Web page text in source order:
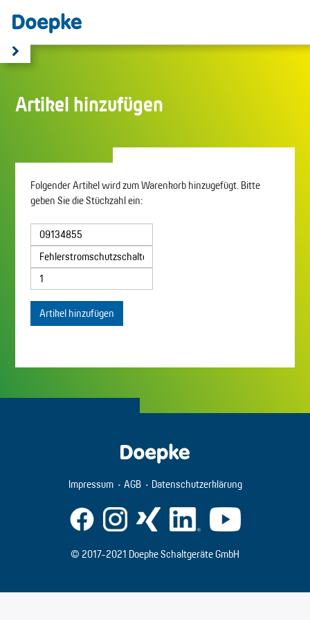
Artikel hinzufügen
Folgender Artikel wird zum Warenkorb hinzugefügt. Bitte
geben Sie die Stückzahl ein:
Artikel hinzufügen
Impressum AGB Datenschutzerklärung
© 2017-2021 Doepke Schaltgeräte GmbH